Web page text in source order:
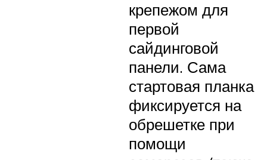
крепежом для
первой
сайдинговой
панели. Сама
стартовая планка
фиксируется на
обрешетке при
помощи